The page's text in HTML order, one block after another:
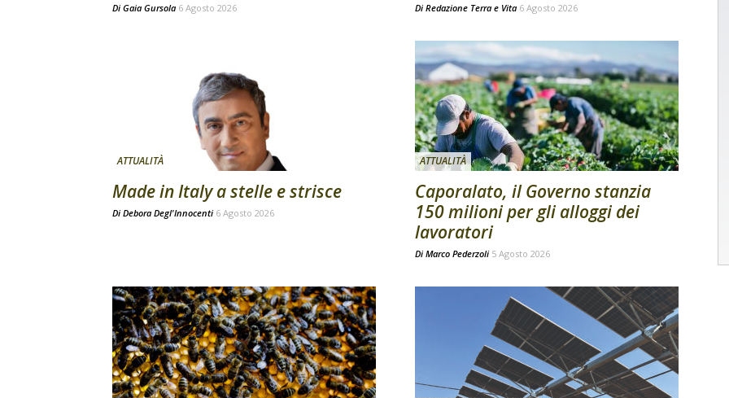
Di Gaia Gursola 6 Agosto 2026 Di Redazione Terra e Vita 6 Agosto 2026
ATTUALITÀ
Made in Italy a stelle e strisce
Di Debora Degl'Innocenti 6 Agosto 2026
ATTUALITÀ
Caporalato, il Governo stanzia
150 milioni per gli alloggi dei
lavoratori
Di Marco Pederzoli 5 Agosto 2026